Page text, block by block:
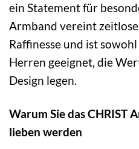
ein Statement für
Armband vereint
Raffinesse und ist
Herren geeignet, die
Design legen.
Warum Sie das CHRIST
lieben werden